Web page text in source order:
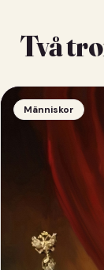
Två
Människor